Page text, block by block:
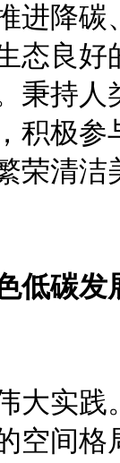
进降
态良
秉持
积极
荣清
低碳
实践
空间